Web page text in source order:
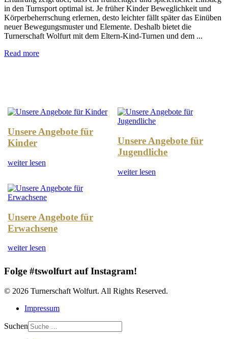
in den Turnsport optimal ist. Je früher Kinder Beweglichkeit und
Körperbeherrschung erlernen, desto leichter fällt später das Einüben
neuer Bewegungsmuster und Elemente. Deshalb bietet die
Turnerschaft Wolfurt mit dem Eltern-Kind-Turnen und dem ...
Read more
Unsere Angebote für
Kinder
weiter lesen
Unsere Angebote für
Jugendliche
weiter lesen
Unsere Angebote für
Erwachsene
weiter lesen
Folge #tswolfurt auf Instagram!
© 2026 Turnerschaft Wolfurt. All Rights Reserved.
Impressum
Suchen